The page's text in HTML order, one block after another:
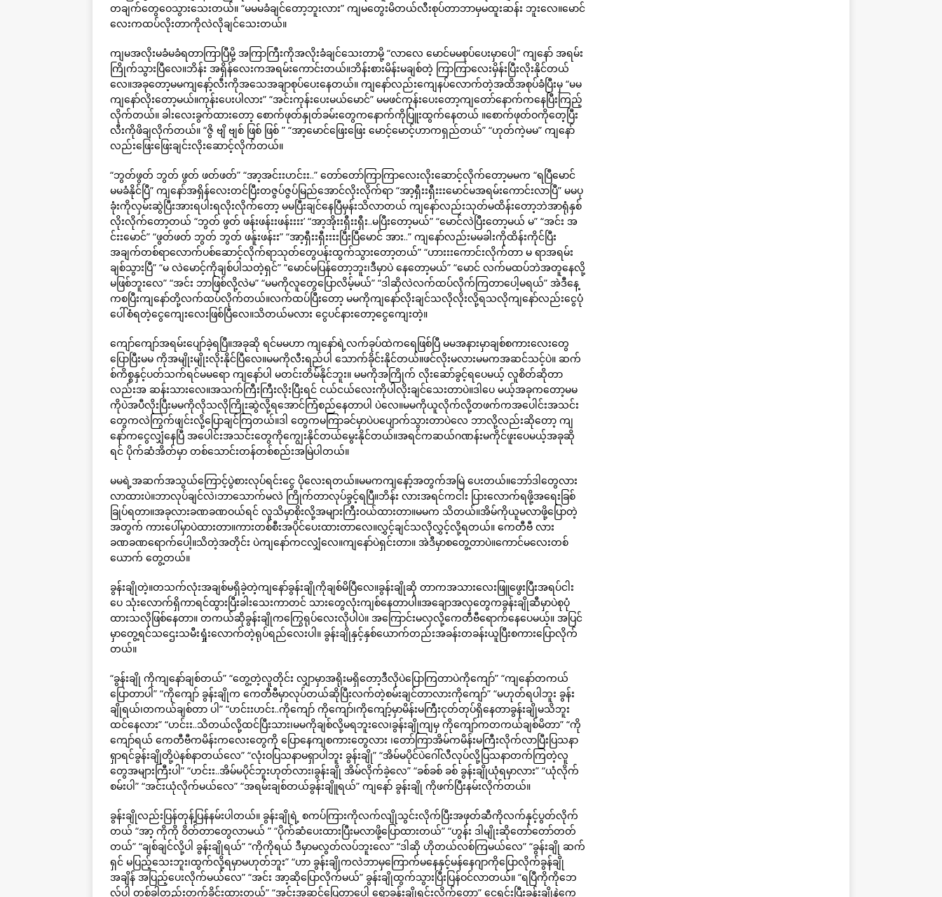
တချက်တွေဝေသွားသေးတယ်။ “မမမခံချင်တော့ဘူးလား” ကျမတွေးမိတယ်လီးစုပ်တာဘာမှမထူးဆန်း ဘူးလေ။မောင်
လေးကထပ်လိုးတာကိုလဲလိုချင်သေးတယ်။
ကျမအလိုးမခံမခံရတာကြာပြီမို့ အကြာကြီးကိုအလိုးခံချင်သေးတာမို့ “လာလေ မောင်မမစုပ်ပေးမှာပေါ့” ကျနော် အရမ်း
ကြိုက်သွားပြီလေ။ဘိန်း အရှိန်လေးကအရမ်းကောင်းတယ်။ဘိန်းစားမိန်းမချစ်တဲ့ ကြာကြာလေးမှိန်းပြီးလိုးနိုင်တယ်
လေ။အခုတော့မမကျနော့်လီးကိုအသေအချာစုပ်ပေးနေတယ်။ ကျနော်လည်းကျေနပ်လောက်တဲ့အထိအစုပ်ခံပြီးမှ “မမ
ကျနော်လိုးတော့မယ်။ကုန်းပေးပါလား” “အင်းကုန်းပေးမယ်မောင်” မမဖင်ကုန်းပေးတော့ကျတော်နောက်ကနေပြီးကြည့်
လိုက်တယ်။ ခါးလေးခွက်ထားတော့ စောက်ဖုတ်နှုတ်ခမ်းတွေကနောက်ကိုပြူးထွက်နေတယ် ။စောက်ဖုတ်ဝကိုတေ့ပြီး
လီးကိုဖိချလိုက်တယ်။ “ဇွိ ဗျိ ဗျစ် ဖြစ် ဖြစ် ” “အာ့မောင်ဖြေးဖြေး မောင့်မောင့်ဟာကရှည်တယ်” “ဟုတ်ကဲ့မမ” ကျနော်
လည်းဖြေးဖြေးချင်းလိုးဆောင့်လိုက်တယ်။
“ဘွတ်ဖွတ် ဘွတ် ဖွတ် ဖတ်ဖတ်” “အာ့အင်းးဟင်းး..” တော်တော်ကြာကြာလေးလိုးဆောင့်လိုက်တော့မမက “ရပြီမောင်
မမခံနိုင်ပြီ” ကျနော်အရှိန်လေးတင်ပြီးတဇွပ်ဇွပ်မြည်အောင်လိုးလိုက်ရာ “အာ့ရှီးးရှီးးးမောင်မအရမ်းကောင်းလာပြီ” မမပု
ခုံးကိုလှမ်းဆွဲပြီးအားရပါးရလိုးလိုက်တော့ မမပြီးချင်နေပြီမှန်းသိလာတယ် ကျနော်လည်းသုတ်မထိန်းတော့ဘဲအာရုံနှစ်
လိုးလိုက်တော့တယ် “ဘွတ် ဖွတ် ဖန်းဖန်းးဖန်းးးး’ “အာ့အိုးးရှီးးရှီး..မပြီးတော့မယ်” “မောင်လဲပြီးတော့မယ် မ” “အင်း အ
င်းးမောင်” “ဖွတ်ဖတ် ဘွတ် ဘွတ် ဖန်ူးဖန်းး” “အာ့ရှီးးရှီးးးးပြီးပြီမောင် အား..” ကျနော်လည်းမမခါးကိုထိန်းကိုင်ပြီး
အချက်တစ်ရာလောက်ပစ်ဆောင့်လိုက်ရာသုတ်တွေပန်းထွက်သွားတော့တယ်” “ဟားးးကောင်းလိုက်တာ မ ရာအရမ်း
ချစ်သွားပြီ” “မ လဲမောင့်ကိုချစ်ပါသတဲ့ရှင်” “မောင်မပြန်တော့ဘူး၊ဒီမှာပဲ နေတော့မယ်” “မောင် လက်မထပ်ဘဲအတူနေလို့
မဖြစ်ဘူးလေ” “အင်း ဘာဖြစ်လို့လဲမ” “မမကိုလူတွေပြောလိမ့်မယ်” “ဒါဆိုလဲလက်ထပ်လိုက်ကြတာပေါ့မရယ်” အဲဒီနေ့
ကစပြီးကျနော်တို့လက်ထပ်လိုက်တယ်။လက်ထပ်ပြီးတော့ မမကိုကျနော်လိုးချင်သလိုလိုးလို့ရသလိုကျနော်လည်းငွေပုံ
ပေါ်စံရတဲ့ငွေကျေးလေးဖြစ်ပြီလေ။သိတယ်မလား ငွေပင်နားတော့ငွေကျေးတဲ့။
ကျော်ကျော်အရမ်းပျော်ခဲ့ရပြီ။အခုဆို ရင်မမဟာ ကျနော်ရဲ့လက်ခုပ်ထဲကရေဖြစ်ပြီ မမအနားမှာချစ်စကားလေးတွေ
ပြောပြီးမမ ကိုအမျိုးမျိုးလိုးနိုင်ပြီလေ။မမကိုလီးရည်ပါ သောက်ခိုင်းနိုင်တယ်။ဖင်လိုးမလားမမကအဆင်သင့်ပဲ။ ဆက်
စ်ကိစ္စနှင့်ပတ်သက်ရင်မမရော ကျနော်ပါ မတင်းတိမ်နိုင်ဘူး။ မမကိုအကြိုက် လိုးဆော်ခွင့်ရပေမယ့် လူစိတ်ဆိုတာ
လည်းအ ဆန်းသားလေ။အသက်ကြီးကြီးလိုးပြီးရင် ငယ်ငယ်လေးကိုပါလိုးချင်သေးတာပဲ။ဒါပေ မယ့်အခုကတော့မမ
ကိုပဲအပီလိုးပြီးမမကိုလိုသလိုကြိုးဆွဲလို့ရအောင်ကြံစည်နေတာပါ ပဲလေ။မမကိုယူလိုက်လို့တဖက်ကအပေါင်းအသင်း
တွေကလဲကြွက်ဖျင်းလို့ပြောချင်ကြတယ်။ဒါ တွေကမကြာခင်မှာပဲပပျောက်သွားတာပဲလေ ဘာလို့လည်းဆိုတော့ ကျ
နော်ကငွေလျှံနေပြီ အပေါင်းအသင်းတွေကိုကျွေးနိုင်တယ်မွေးနိုင်တယ်။အရင်ကဆယ်ဂဏန်းမကိုင်ဖူးပေမယ့်အခုဆို
ရင် ပိုက်ဆံအိတ်မှာ တစ်သောင်းတန်တစ်စည်းအမြဲပါတယ်။
မမရဲ့အဆက်အသွယ်ကြောင့်ပွဲစားလုပ်ရင်းငွေ ပိုလေးရတယ်။မမကကျနော့်အတွက်အမြဲ ပေးတယ်။ဘော်ဒါတွေလား
လာထားပဲ။ဘာလုပ်ချင်လဲ၊ဘာသောက်မလဲ ကြိုက်တာလုပ်ခွင့်ရပြီ။ဘိန်း လားအရင်ကငါး ပြားလောက်ရဖို့အရေးခြစ်
ခြုပ်ရတာ။အခုလားခဏခဏဝယ်ရင် လူသိမှာစိုးလို့အများကြီးဝယ်ထားတာ။မမက သိတယ်။အိမ်ကိုယူမလာဖို့ပြောတဲ့
အတွက် ကားပေါ်မှာပဲထားတာ။ကားတစ်စီးအပိုင်ပေးထားတာလေ။လွှင့်ချင်သလိုလွှင့်လို့ရတယ်။ ကေတီဗီ လား
ခဏခဏရောက်ပေါ့။သိတဲ့အတိုင်း ပဲကျနော်ကငလျှံလေ။ကျနော်ပဲရှင်းတာ။ အဲဒီမှာစတွေ့တာပဲ။ကောင်မလေးတစ်
ယောက် တွေ့တယ်။
ခွန်းချိုတဲ့။တသက်လုံးအချစ်မရှိခဲ့တဲ့ကျနော်ခွန်းချိုကိုချစ်မိပြီလေ။ခွန်းချိုဆို တာကအသားလေးဖြူဖွေးပြီးအရပ်ငါး
ပေ သုံးလောက်ရှိကာရင်ထွားပြီးခါးသေးကာတင် သားတွေလုံးကျစ်နေတာပါ။အချောအလှတွေကခွန်းချိုဆီမှာပဲစုပုံ
ထားသလိုဖြစ်နေတာ။ တကယ်ဆိုခွန်းချိုကကြွေရုပ်လေးလိုပါပဲ။ အကြောင်းမလှလို့ကေတီဗီရောက်နေပေမယ့်။ အပြင်
မှာတွေ့ရင်သဌေးသမီးရှုံးလောက်တဲ့ရုပ်ရည်လေးပါ။ ခွန်းချိုနှင့်နှစ်ယောက်တည်းအခန်းတခန်းယူပြီးစကားပြောလိုက်
တယ်။
“ခွန်းချို ကိုကျနော်ချစ်တယ်” “တွေ့တဲ့လူတိုင်း လျှာမှာအရိုးမရှိတော့ဒီလိုပဲပြောကြတာပဲကိုကျော်” “ကျနော်တကယ်
ပြောတာပါ” “ကိုကျော် ခွန်းချိုက ကေတီဗီမှာလုပ်တယ်ဆိုပြီးလက်တဲ့စမ်းချင်တာလားကိုကျော်” “မဟုတ်ရပါဘူး ခွန်း
ချိုရယ်၊တကယ်ချစ်တာ ပါ” “ဟင်းးဟင်း..ကိုကျော် ကိုကျော်၊ကိုကျော့်မှာမိန်းမကြီးငုတ်တုပ်ရှိနေတာခွန်းချိုမသိဘူး
ထင်နေလား” “ဟင်းး..သိတယ်လို့ထင်ပြီးသား၊မမကိုချစ်လို့မရဘူးလေ၊ခွန်းချိုကျမှ ကိုကျော်ကတကယ်ချစ်မိတာ” “ကို
ကျော်ရယ် ကေတီဗီကမိန်းကလေးတွေကို ပြောနေကျစကားတွေလား ၊တော်ကြာအိမ်ကမိန်းမကြီးလိုက်လာပြီးပြသနာ
ရှာရင်ခွန်းချိုတို့ပဲနစ်နာတယ်လေ” “လုံးဝပြသနာမရှာပါဘူး ခွန်းချို” “အိမ်မပိုင်ပဲဂေါ်လီလုပ်လို့ပြသနာတက်ကြတဲ့လူ
တွေအများကြီးပါ” “ဟင်းး..အိမ်မပိုင်ဘူးဟုတ်လား၊ခွန်းချို အိမ်လိုက်ခဲ့လေ” “ခစ်ခစ် ခစ် ခွန်းချိုယုံရမှာလား” “ယုံလိုက်
စမ်းပါ” “အင်းယုံလိုက်မယ်လေ” “အရမ်းချစ်တယ်ခွန်းချိူရယ်” ကျနော် ခွန်းချို ကိုဖက်ပြီးနမ်းလိုက်တယ်။
ခွန်းချိုလည်းပြန်တုန့်ပြန်နမ်းပါတယ်။ ခွန်းချိုရဲ့ စကပ်ကြားကိုလက်လျိုသွင်းလိုက်ပြီးအဖုတ်ဆီကိုလက်နှင့်ပွတ်လိုက်
တယ် “အာ့ ကိုကို ဝိတ်တာတွေလာမယ် ” “ပိုက်ဆံပေးထားပြီးမလာဖို့ပြောထားတယ်” “ဟွန်း ဒါမျိုးဆိုတော်တော်တတ်
တယ်” “ချစ်ချင်လို့ပါ ခွန်းချိုရယ်” “ကိုကိုရယ် ဒီမှာမလွတ်လပ်ဘူးလေ” “ဒါဆို ဟိုတယ်လစ်ကြမယ်လေ” “ခွန်းချို ဆက်
ရှင် မပြည့်သေးဘူး၊ထွက်လို့ရမှာမဟုတ်ဘူး” “ဟာ ခွန်းချိုကလဲဘာမှကြောက်မနေနှင့်မန်နေဂျာကိုပြောလိုက်ခွန်ချို
အချိန် အပြည့်ပေးလိုက်မယ်လေ” “အင်း အာ့ဆိုပြောလိုက်မယ်” ခွန်းချိုထွက်သွားပြီးပြန်ဝင်လာတယ်။ “ရပြီကိုကိုဘေ
လ်ပါ တစ်ခါတည်းတွက်ခိုင်းထားတယ်” “အင်းအဆင်ပြေတာပေါ့ ရော့ခွန်းချိုရှင်းလိုက်တော့” ငွေရှင်းပြီးခွန်းချိုနဲ့ကေ